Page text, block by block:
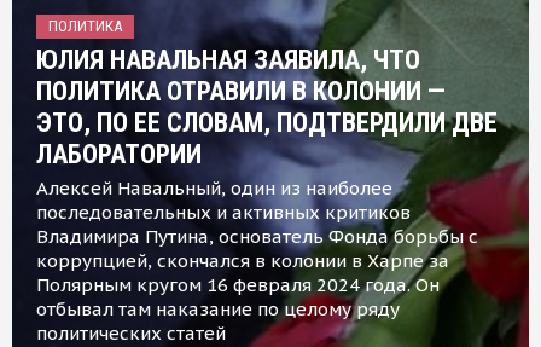
ПОЛИТИКА
ЮЛИЯ НАВАЛЬНАЯ ЗАЯВИЛА, ЧТО
ПОЛИТИКА ОТРАВИЛИ В КОЛОНИИ —
ЭТО, ПО ЕЕ СЛОВАМ, ПОДТВЕРДИЛИ ДВЕ
ЛАБОРАТОРИИ
Алексей Навальный, один из наиболее
последовательных и активных критиков
Владимира Путина, основатель Фонда борьбы с
коррупцией, скончался в колонии в Харпе за
Полярным кругом 16 февраля 2024 года. Он
отбывал там наказание по целому ряду
политических статей